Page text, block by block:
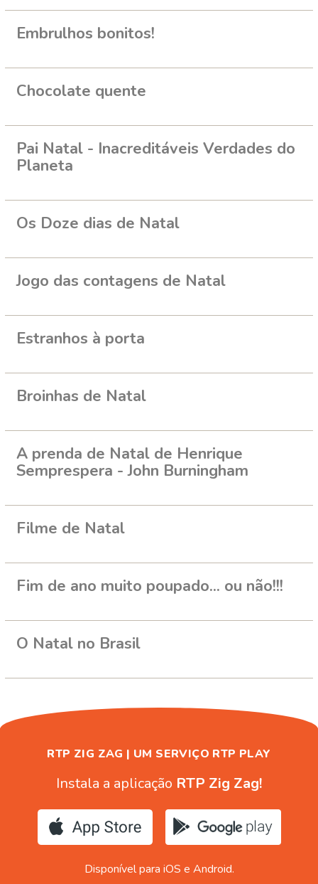
Embrulhos bonitos!
Chocolate quente
Pai Natal - Inacreditáveis Verdades do
Planeta
Os Doze dias de Natal
Jogo das contagens de Natal
Estranhos à porta
Broinhas de Natal
A prenda de Natal de Henrique
Semprespera - John Burningham
Filme de Natal
Fim de ano muito poupado... ou não!!!
O Natal no Brasil
RTP ZIG ZAG | UM SERVIÇO RTP PLAY
Instala a aplicação RTP Zig Zag!
Disponível para iOS e Android.